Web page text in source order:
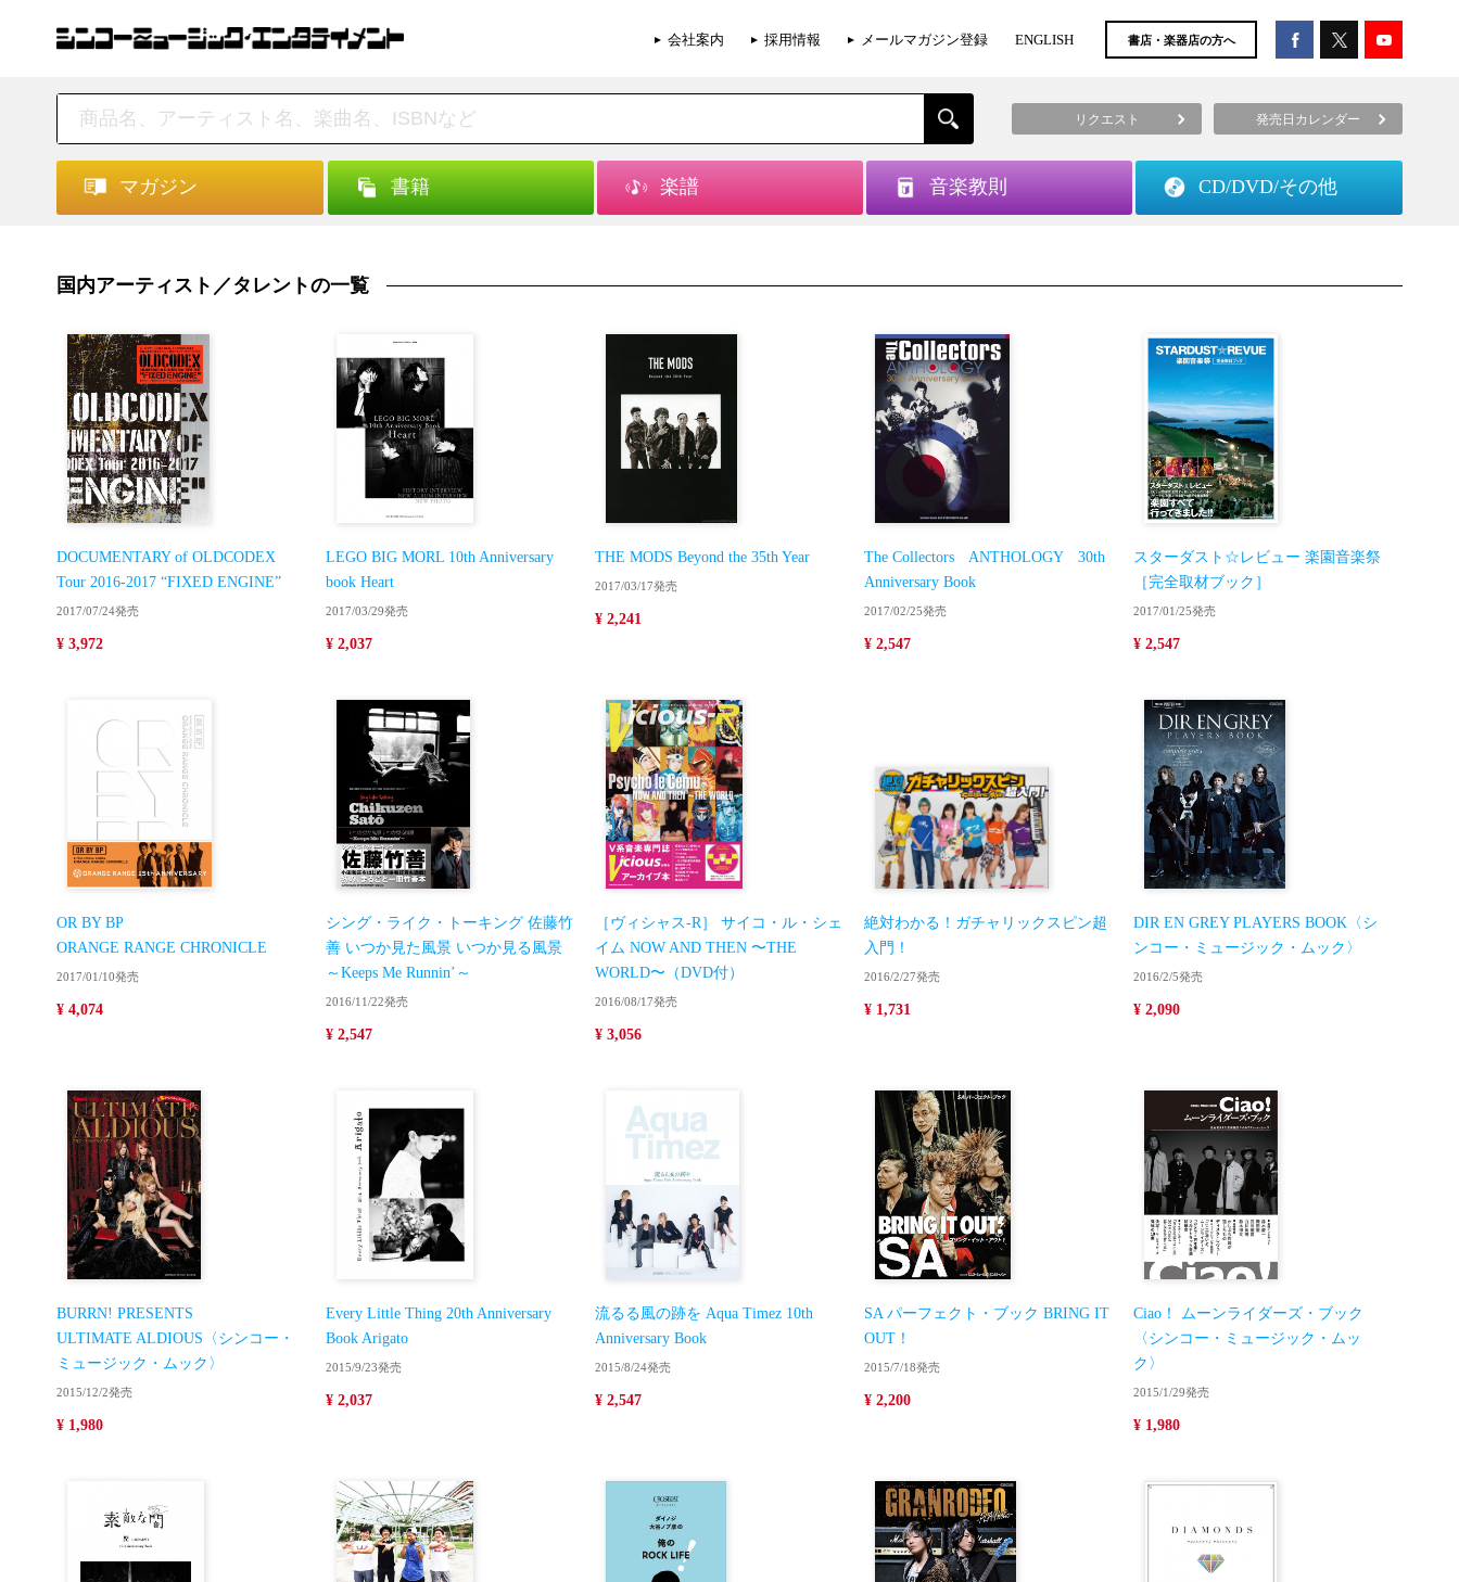
会社案内 採用情報 メールマガジン登録 ENGLISH 書店・楽器店の方へ
リクエスト 発売日カレンダー
マガジン 書籍 楽譜 音楽教則 CD/DVD/その他
国内アーティスト／タレントの一覧
DOCUMENTARY of OLDCODEX
Tour 2016-2017 “FIXED ENGINE”
2017/07/24発売
¥ 3,972
LEGO BIG MORL 10th Anniversary
book Heart
2017/03/29発売
¥ 2,037
THE MODS Beyond the 35th Year
2017/03/17発売
¥ 2,241
The Collectors ANTHOLOGY 30th
Anniversary Book
2017/02/25発売
¥ 2,547
スターダスト☆レビュー 楽園音楽祭
［完全取材ブック］
2017/01/25発売
¥ 2,547
OR BY BP
ORANGE RANGE CHRONICLE
2017/01/10発売
¥ 4,074
シング・ライク・トーキング 佐藤竹
善 いつか見た風景 いつか見る風景
～Keeps Me Runnin’～
2016/11/22発売
¥ 2,547
［ヴィシャス-R］ サイコ・ル・シェ
イム NOW AND THEN 〜THE
WORLD〜（DVD付）
2016/08/17発売
¥ 3,056
絶対わかる！ガチャリックスピン超
入門！
2016/2/27発売
¥ 1,731
DIR EN GREY PLAYERS BOOK〈シ
ンコー・ミュージック・ムック〉
2016/2/5発売
¥ 2,090
BURRN! PRESENTS
ULTIMATE ALDIOUS〈シンコー・
ミュージック・ムック〉
2015/12/2発売
¥ 1,980
Every Little Thing 20th Anniversary
Book Arigato
2015/9/23発売
¥ 2,037
流るる風の跡を Aqua Timez 10th
Anniversary Book
2015/8/24発売
¥ 2,547
SA パーフェクト・ブック BRING IT
OUT！
2015/7/18発売
¥ 2,200
Ciao！ ムーンライダーズ・ブック
〈シンコー・ミュージック・ムッ
ク〉
2015/1/29発売
¥ 1,980